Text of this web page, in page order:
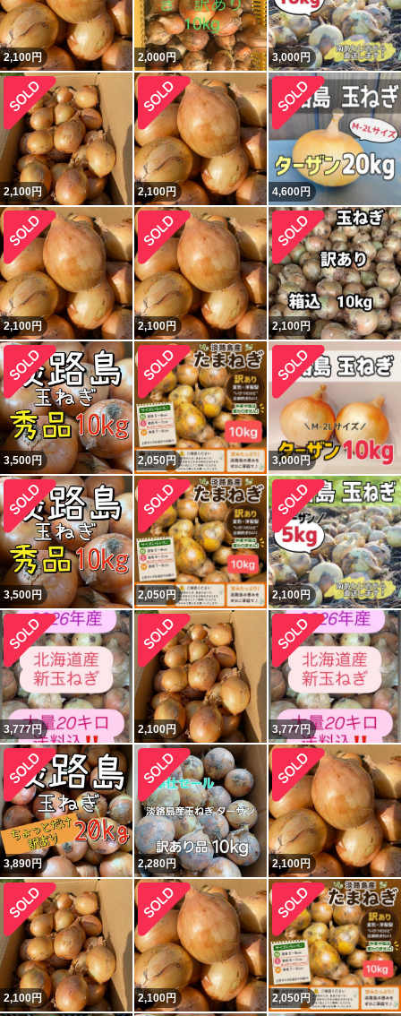
2,100円 2,000円 3,000円
2,100円 2,100円 4,600円
2,100円 2,100円 2,100円
3,500円 2,050円 3,000円
3,500円 2,050円 2,100円
3,777円 2,100円 3,777円
3,890円 2,280円 2,100円
2,100円 2,100円 2,050円